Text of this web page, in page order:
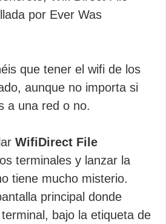
por Ever Was
que tener el wifi de los
aunque no importa si
a una red o no.
WifiDirect File
terminales y lanzar la
tiene mucho misterio.
principal donde
bajo la etiqueta de